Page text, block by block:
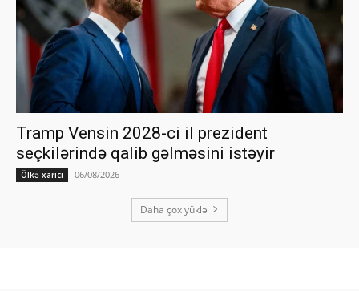
Tramp Vensin 2028-ci il prezident
seçkilərində qalib gəlməsini istəyir
Ölkə xarici 06/08/2026
Daha çox yüklə